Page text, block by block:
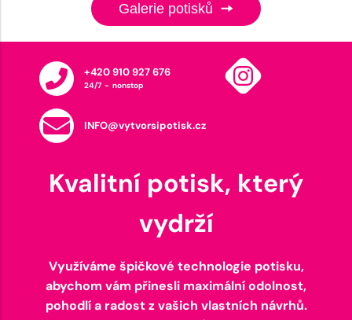
Galerie potisků
+420 910 927 676
24/7 - nonstop
INFO@vytvorsipotisk.cz
Kvalitní potisk, který
vydrží
Využíváme špičkové technologie potisku,
abychom vám přinesli maximální odolnost,
pohodlí a radost z vašich vlastních návrhů.